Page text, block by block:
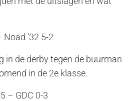
‘32 5-2
in de derby tegen de buurman
in de 2e klasse.
– GDC 0-3